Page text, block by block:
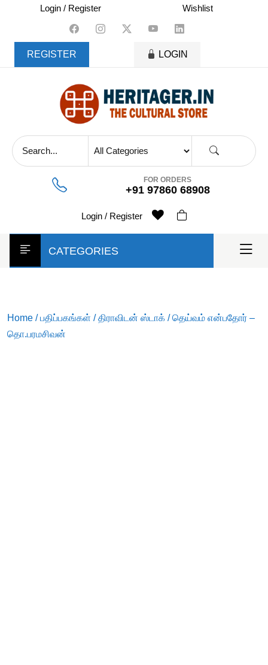
content
Login / Register Wishlist
REGISTER LOGIN
FOR ORDERS
+91 97860 68908
Login / Register
CATEGORIES
Home /பதிப்பகங்கள் /திராவிடன் ஸ்டாக் / தெய்வம் என்பதோர் –
தொ.பரமசிவன்